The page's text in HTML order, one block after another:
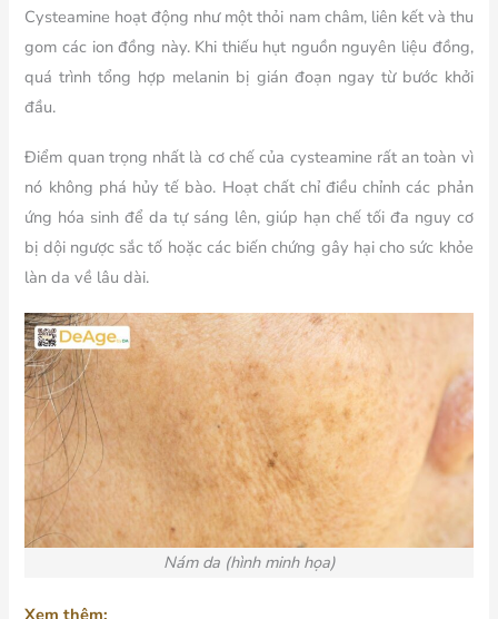
Cysteamine hoạt động như một thỏi nam châm, liên kết và thu
gom các ion đồng này. Khi thiếu hụt nguồn nguyên liệu đồng,
quá trình tổng hợp melanin bị gián đoạn ngay từ bước khởi
đầu.
Điểm quan trọng nhất là cơ chế của cysteamine rất an toàn vì
nó không phá hủy tế bào. Hoạt chất chỉ điều chỉnh các phản
ứng hóa sinh để da tự sáng lên, giúp hạn chế tối đa nguy cơ
bị dội ngược sắc tố hoặc các biến chứng gây hại cho sức khỏe
làn da về lâu dài.
Nám da (hình minh họa)